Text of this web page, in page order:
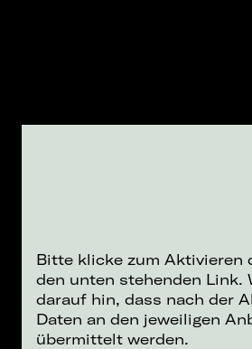
Bitte klicke zum Aktivieren
den unten stehenden Link.
darauf hin, dass nach der
Daten an den jeweiligen
übermittelt werden.